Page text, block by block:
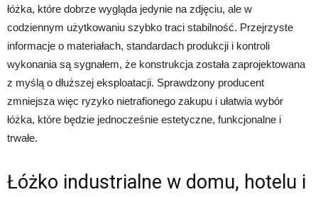
łóżka, które dobrze wygląda jedynie na zdjęciu, ale w
codziennym użytkowaniu szybko traci stabilność. Przejrzyste
informacje o materiałach, standardach produkcji i kontroli
wykonania są sygnałem, że konstrukcja została zaprojektowana
z myślą o dłuższej eksploatacji. Sprawdzony producent
zmniejsza więc ryzyko nietrafionego zakupu i ułatwia wybór
łóżka, które będzie jednocześnie estetyczne, funkcjonalne i
trwałe.
Łóżko industrialne w domu, hotelu i